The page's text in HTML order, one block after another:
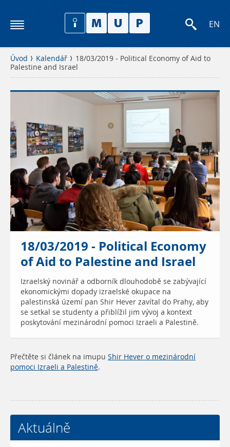
EN
Úvod Kalendář
18/03/2019 - Political Economy of Aid to
Palestine and Israel
18/03/2019 - Political Economy
of Aid to Palestine and Israel
Izraelský novinář a odborník dlouhodobě se zabývající
ekonomickými dopady izraelské okupace na
palestinská území pan Shir Hever zavítal do Prahy, aby
se setkal se studenty a přiblížil jim vývoj a kontext
poskytování mezinárodní pomoci Izraeli a Palestině.
Přečtěte si článek na imupu Shir Hever o mezinárodní
pomoci Izraeli a Palestině.
Aktuálně